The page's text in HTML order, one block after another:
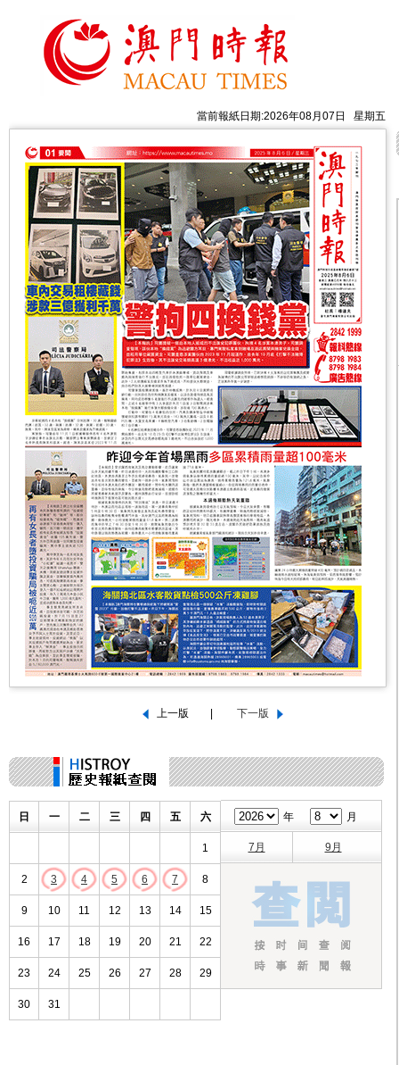
當前報紙日期:2026年08月07日 星期五
日 一 二 三 四 五 六
1
2 3 4 5 6 7 8
9 10 11 12 13 14 15
16 17 18 19 20 21 22
23 24 25 26 27 28 29
30 31
年 月
7月 9月